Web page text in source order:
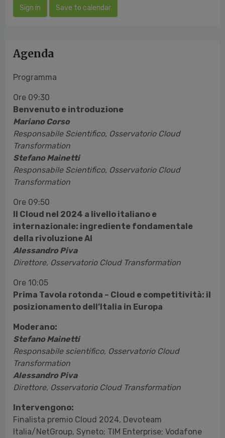
Sign in Save to calendar
Agenda
Programma
Ore 09:30
Benvenuto e introduzione
Mariano Corso
Responsabile Scientifico, Osservatorio Cloud
Transformation
Stefano Mainetti
Responsabile Scientifico, Osservatorio Cloud
Transformation
Ore 09:50
Il Cloud nel 2024 a livello italiano e
internazionale: ingrediente fondamentale
della rivoluzione AI
Alessandro Piva
Direttore, Osservatorio Cloud Transformation
Ore 10:05
Prima Tavola rotonda – Cloud e competitività: il
posizionamento dell’Italia in Europa
Moderano:
Stefano Mainetti
Responsabile scientifico, Osservatorio Cloud
Transformation
Alessandro Piva
Direttore, Osservatorio Cloud Transformation
Intervengono:
Finalista premio Cloud 2024, Devoteam
Italia/NetGroup, Syneto; TIM Enterprise; Vodafone